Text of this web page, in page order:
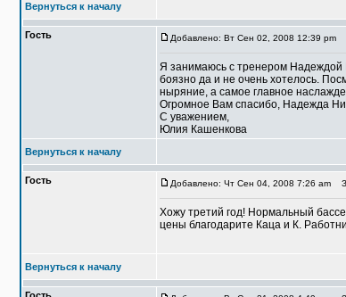
Вернуться к началу
Гость Добавлено: Вт Сен 02, 2008 12:39 pm
Я занимаюсь с тренером Надеждой
боязно да и не очень хотелось.
ныряние, а самое главное
Огромное Вам спасибо, Надежда
С уважением,
Юлия Кашенкова
Вернуться к началу
Гость Добавлено: Чт Сен 04, 2008 7:26 am
Хожу третий год! Нормальный
цены благодарите Каца и К.
Вернуться к началу